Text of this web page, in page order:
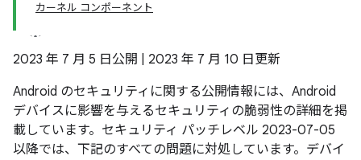
カーネル コンポーネント
2023 年 7 月 5 日公開 | 2023 年 7 月 10 日更新
Android のセキュリティに関する公開情報には、Android
デバイスに影響を与えるセキュリティの脆弱性の詳細を掲
載しています。セキュリティ パッチレベル 2023-07-05
以降では、下記のすべての問題に対処しています。デバイ